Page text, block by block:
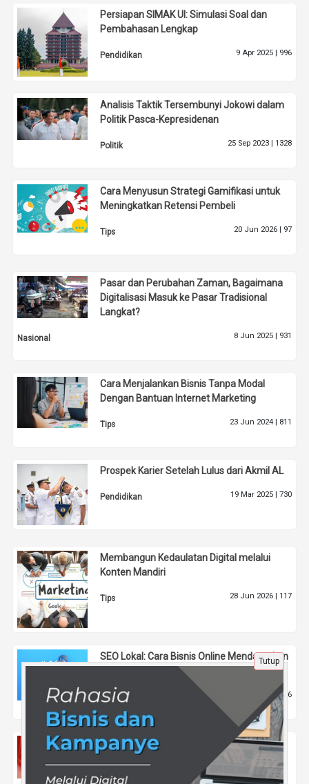
Persiapan SIMAK UI: Simulasi Soal dan
Pembahasan Lengkap
Pendidikan 9 Apr 2025 | 996
Analisis Taktik Tersembunyi Jokowi dalam
Politik Pasca-Kepresidenan
Politik 25 Sep 2023 | 1328
Cara Menyusun Strategi Gamifikasi untuk
Meningkatkan Retensi Pembeli
Tips 20 Jun 2026 | 97
Pasar dan Perubahan Zaman, Bagaimana
Digitalisasi Masuk ke Pasar Tradisional
Langkat?
Nasional 8 Jun 2025 | 931
Cara Menjalankan Bisnis Tanpa Modal
Dengan Bantuan Internet Marketing
Tips 23 Jun 2024 | 811
Prospek Karier Setelah Lulus dari Akmil AL
Pendidikan 19 Mar 2025 | 730
Membangun Kedaulatan Digital melalui
Konten Mandiri
Tips 28 Jun 2026 | 117
SEO Lokal: Cara Bisnis Online Mendapatkan
Kepercayaan dari Konsumen Setempat
Tips 27 Mar 2025 |516
Ini yang Akan Terjadi Jika Ketum PDIP
Bukan Lagi Keturunan Asli atau Trah
Tutup